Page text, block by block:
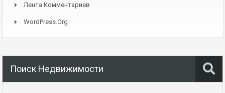
Лента Комментариев
WordPress.org
Поиск Недвижимости